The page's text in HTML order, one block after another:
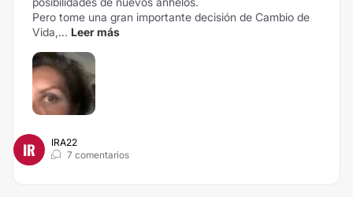
Pero tome una gran importante decisión de Cambio de
Vida,... Leer más
IR
IRA22
7 comentarios